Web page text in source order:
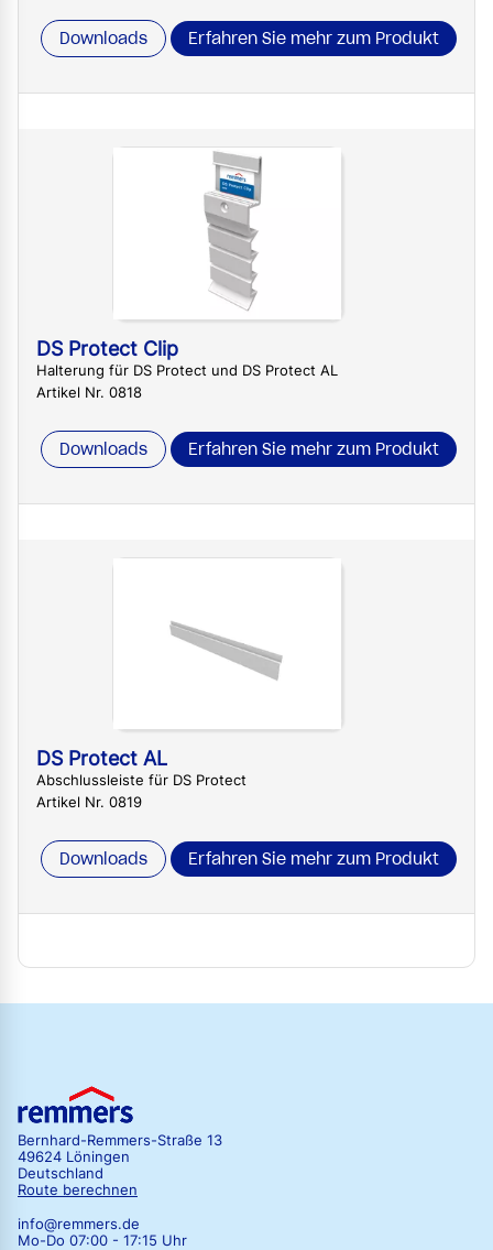
Downloads Erfahren Sie mehr zum Produkt
DS Protect Clip
Halterung für DS Protect und DS Protect AL
Artikel Nr. 0818
Downloads Erfahren Sie mehr zum Produkt
DS Protect AL
Abschlussleiste für DS Protect
Artikel Nr. 0819
Downloads Erfahren Sie mehr zum Produkt
Bernhard-Remmers-Straße 13
49624 Löningen
Deutschland
Route berechnen
info@remmers.de
Mo-Do 07:00 - 17:15 Uhr